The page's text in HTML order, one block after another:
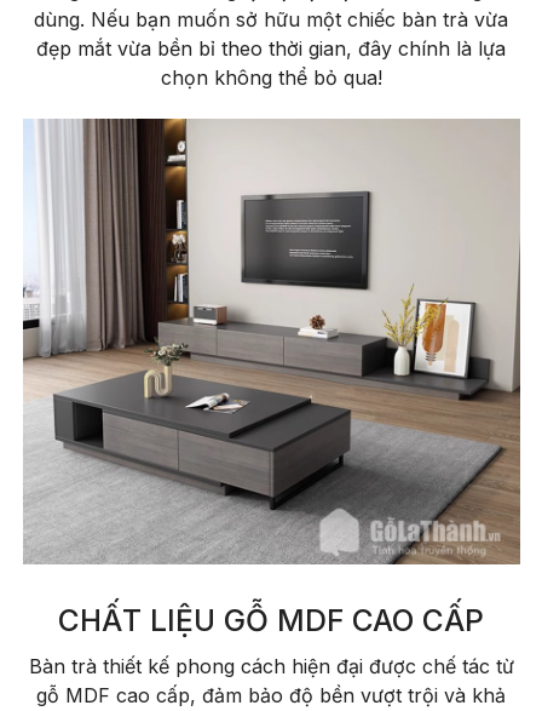
dùng. Nếu bạn muốn sở hữu một chiếc bàn trà vừa
đẹp mắt vừa bền bỉ theo thời gian, đây chính là lựa
chọn không thể bỏ qua!
CHẤT LIỆU GỖ MDF CAO CẤP
Bàn trà thiết kế phong cách hiện đại được chế tác từ
gỗ MDF cao cấp, đảm bảo độ bền vượt trội và khả